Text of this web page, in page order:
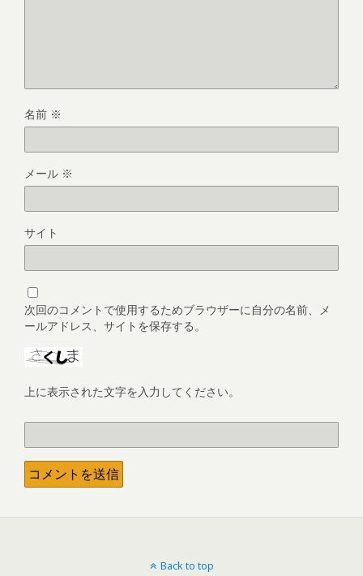
名前 ※
メール ※
サイト
次回のコメントで使用するためブラウザーに自分の名前、メ
ールアドレス、サイトを保存する。
上に表示された文字を入力してください。
Back to top